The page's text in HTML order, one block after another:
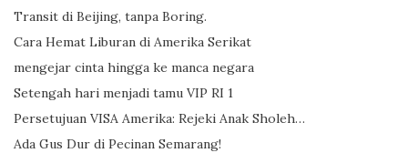
Transit di Beijing, tanpa Boring.
Cara Hemat Liburan di Amerika Serikat
mengejar cinta hingga ke manca negara
Setengah hari menjadi tamu VIP RI 1
Persetujuan VISA Amerika: Rejeki Anak Sholeh…
Ada Gus Dur di Pecinan Semarang!